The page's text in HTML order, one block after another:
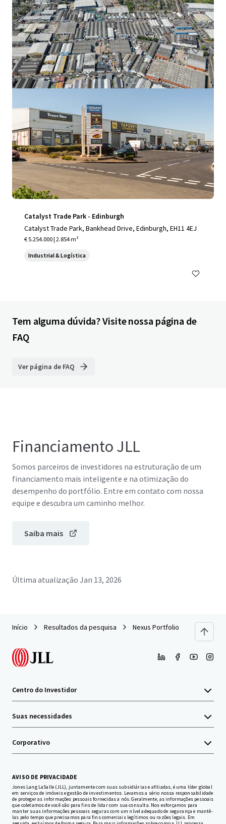
Rover Way, Cardiff, CF24 5SD
€ 2.367.000 | 1.846 m²
Industrial & Logística
Catalyst Trade Park - Edinburgh
Catalyst Trade Park, Bankhead Drive, Edinburgh, EH11 4EJ
€ 5.254.000 | 2.854 m²
Industrial & Logística
Tem alguma dúvida? Visite nossa página de
FAQ
Ver página de FAQ
Financiamento JLL
Somos parceiros de investidores na estruturação de um
financiamento mais inteligente e na otimização do
desempenho do portfólio. Entre em contato com nossa
equipe e descubra um caminho melhor.
Saiba mais
Última atualização Jan 13, 2026
Início Resultados da pesquisa Nexus Portfolio
Centro do Investidor
Suas necessidades
Corporativo
AVISO DE PRIVACIDADE
Jones Lang LaSalle (JLL), juntamente com suas subsidiárias e afiliadas, é uma líder global
em serviços de imóveis e gestão de investimentos. Levamos a sério nossa responsabilidade
de proteger as informações pessoais fornecidas a nós. Geralmente, as informações pessoais
que coletamos de você são para fins de lidar com sua consulta. Nos esforçamos para
manter suas informações pessoais seguras com um nível adequado de segurança e mantê-
las pelo tempo que precisamos para fins comerciais legítimos ou razões legais. Em